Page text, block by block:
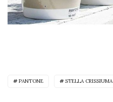
PANTONE STELLA CRISSIUMA